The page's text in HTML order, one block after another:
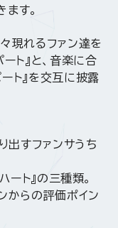
す。
現れるファン達を
ト』と、音楽に合
ト』を交互に披露
出すファンサうち
ート』の三種類。
からの評価ポイン